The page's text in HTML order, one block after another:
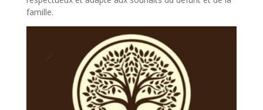
famille.